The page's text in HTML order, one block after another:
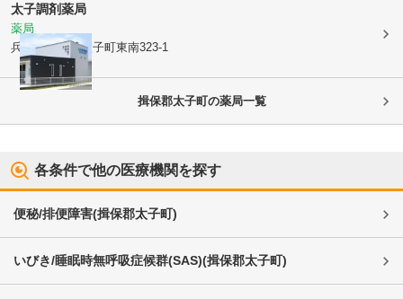
太子調剤薬局
薬局
兵庫県揖保郡太子町東南323-1
揖保郡太子町の薬局一覧
各条件で他の医療機関を探す
便秘/排便障害(揖保郡太子町)
いびき/睡眠時無呼吸症候群(SAS)(揖保郡太子町)